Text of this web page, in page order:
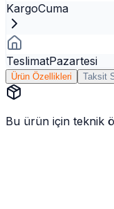
KargoCuma
TeslimatPazartesi
Ürün Özellikleri Taksit
Bu ürün için teknik